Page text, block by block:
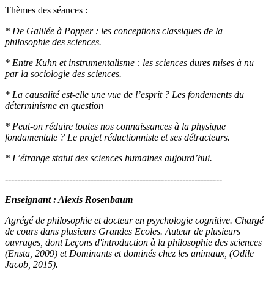
Thèmes des séances :
* De Galilée à Popper : les conceptions classiques de la
philosophie des sciences.
* Entre Kuhn et instrumentalisme : les sciences dures mises à nu
par la sociologie des sciences.
* La causalité est-elle une vue de l’esprit ? Les fondements du
déterminisme en question
* Peut-on réduire toutes nos connaissances à la physique
fondamentale ? Le projet réductionniste et ses détracteurs.
* L’étrange statut des sciences humaines aujourd’hui.
-----------------------------------------------------------------------
Enseignant : Alexis Rosenbaum
Agrégé de philosophie et docteur en psychologie cognitive. Chargé
de cours dans plusieurs Grandes Ecoles. Auteur de plusieurs
ouvrages, dont Leçons d'introduction à la philosophie des sciences
(Ensta, 2009) et Dominants et dominés chez les animaux, (Odile
Jacob, 2015).